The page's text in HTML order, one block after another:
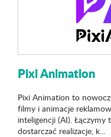
Pixi Animation
Pixi Animation to
filmy i animacje
inteligencji (AI). Łączymy
dostarczać realizacje, k...